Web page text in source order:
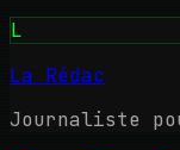
L
La Rédac
Journaliste